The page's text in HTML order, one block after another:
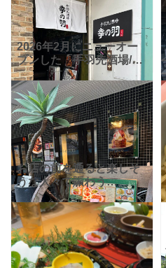
2026年2月にニューオー
プンした「手羽先酒場/幸
の羽/自由が丘店」。自由
が丘駅から徒歩約2分、大
衆手羽先唐揚げ酒場とナ
チュールワインのお店で
す。 公式インスタ
お店の前を通ると楽しそ
うな人々で賑わう
「SHUTTERS 自由が
丘」。看板商品の「スペ
アリブ」と「アップルパ
イアラモード」は定期的
に食べたくなる逸品で
す！ スペ